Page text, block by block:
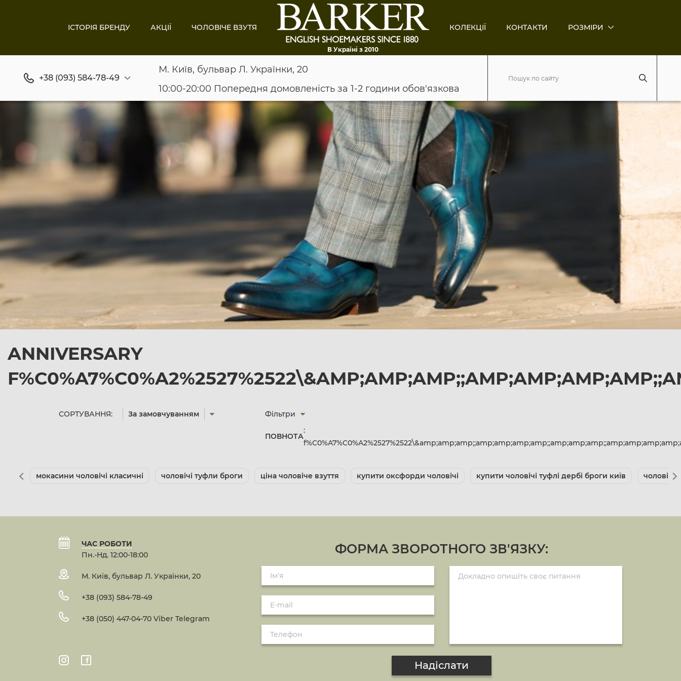
ІСТОРІЯ БРЕНДУ АКЦІЇ ЧОЛОВІЧЕ ВЗУТЯ
В Україні з 2010
КОЛЕКЦІЇ КОНТАКТИ РОЗМІРИ
+38 (093) 584-78-49
М. Київ, бульвар Л. Українки, 20
10:00-20:00 Попередня домовленість за 1-2 години обов'язкова
ANNIVERSARY
СОРТУВАННЯ: За замовчуванням Фільтри
ПОВНОТА
:
мокасини чоловічі класичні чоловічі туфли броги ціна чоловіче взуття купити оксфорди чоловічі купити чоловічі туфлі дербі броги київ
ЧАС РОБОТИ
Пн.-Нд. 12:00-18:00
М. Київ, бульвар Л. Українки, 20
+38 (093) 584-78-49
+38 (050) 447-04-70 Viber Telegram
ФОРМА ЗВОРОТНОГО ЗВ'ЯЗКУ:
Надіслати